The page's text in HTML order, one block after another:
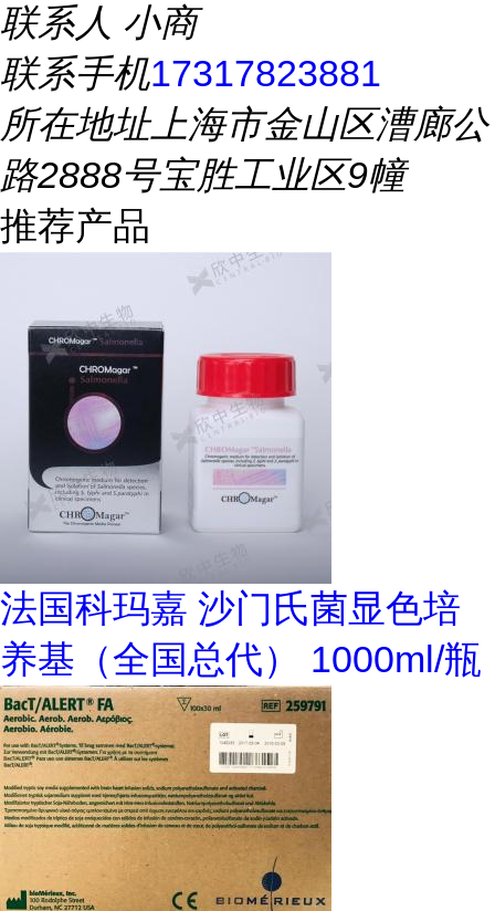
联系人 小商
联系手机17317823881
所在地址上海市金山区漕廊公
路2888号宝胜工业区9幢
推荐产品
法国科玛嘉 沙门氏菌显色培
养基（全国总代） 1000ml/瓶